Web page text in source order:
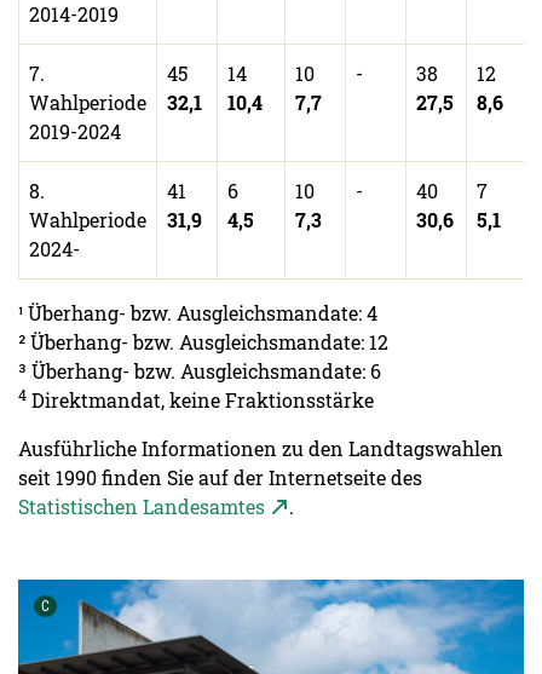
2014-2019
7.
Wahlperiode
2019-2024
45
32,1
14
10,4
10
7,7
-
38
27,5
12
8,6
8.
Wahlperiode
2024-
41
31,9
6
4,5
10
7,3
-
40
30,6
7
5,1
¹ Überhang- bzw. Ausgleichsmandate: 4
² Überhang- bzw. Ausgleichsmandate: 12
³ Überhang- bzw. Ausgleichsmandate: 6
4 Direktmandat, keine Fraktionsstärke
Ausführliche Informationen zu den Landtagswahlen
seit 1990 finden Sie auf der Internetseite des
Statistischen Landesamtes
.
C Urheber der Grafik: